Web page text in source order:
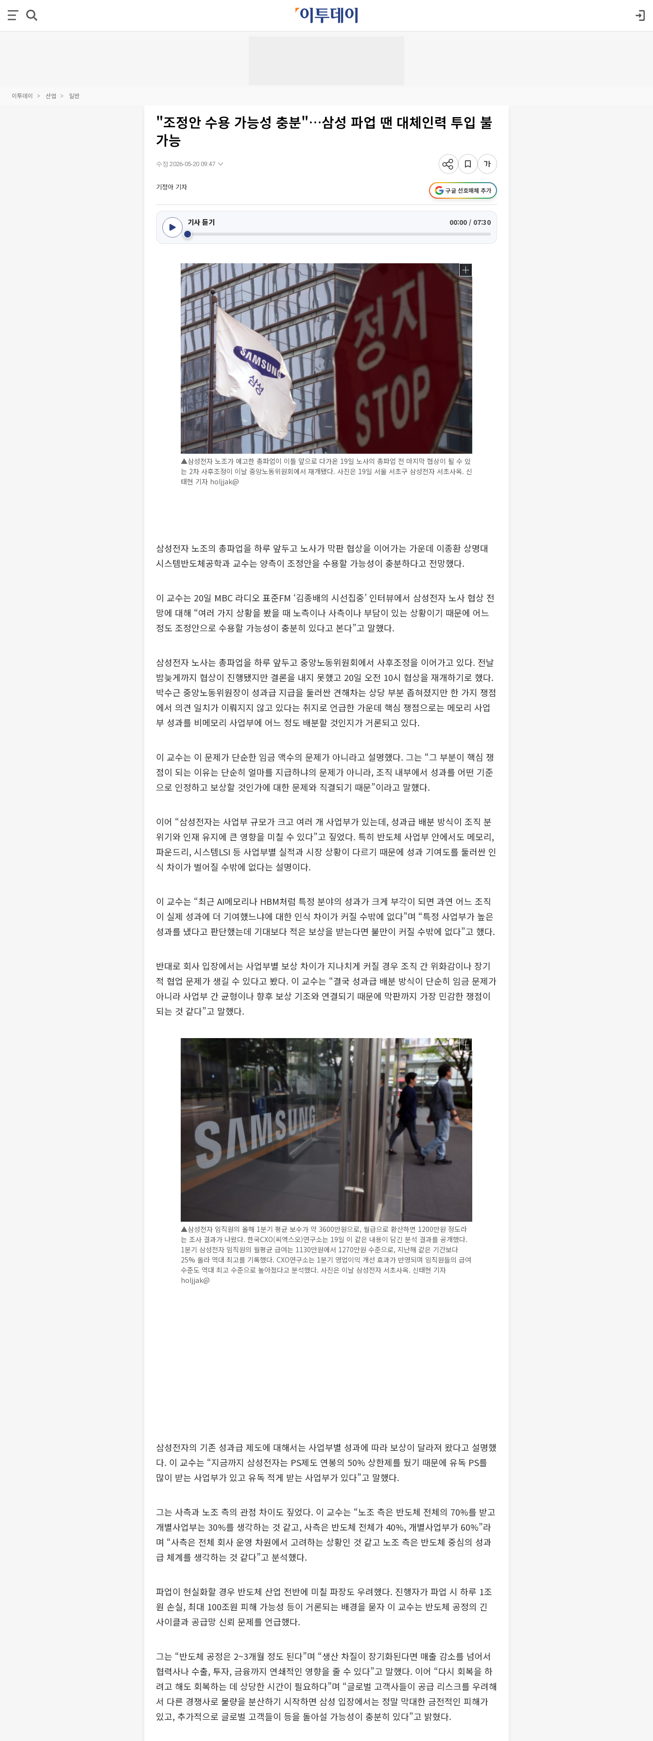
이투데이 산업 일반
"조정안 수용 가능성 충분"…삼성 파업 땐 대체인력 투입 불
가능
수정 2026-05-20 09:47
기정아 기자 구글 선호매체 추가
기사 듣기 00:00 / 07:30
▲삼성전자 노조가 예고한 총파업이 이틀 앞으로 다가온 19일 노사의 총파업 전 마지막 협상이 될 수 있
는 2차 사후조정이 이날 중앙노동위원회에서 재개됐다. 사진은 19일 서울 서초구 삼성전자 서초사옥. 신
태현 기자 holjjak@
삼성전자 노조의 총파업을 하루 앞두고 노사가 막판 협상을 이어가는 가운데 이종환 상명대
시스템반도체공학과 교수는 양측이 조정안을 수용할 가능성이 충분하다고 전망했다.
이 교수는 20일 MBC 라디오 표준FM ‘김종배의 시선집중’ 인터뷰에서 삼성전자 노사 협상 전
망에 대해 “여러 가지 상황을 봤을 때 노측이나 사측이나 부담이 있는 상황이기 때문에 어느
정도 조정안으로 수용할 가능성이 충분히 있다고 본다”고 말했다.
삼성전자 노사는 총파업을 하루 앞두고 중앙노동위원회에서 사후조정을 이어가고 있다. 전날
밤늦게까지 협상이 진행됐지만 결론을 내지 못했고 20일 오전 10시 협상을 재개하기로 했다.
박수근 중앙노동위원장이 성과급 지급을 둘러싼 견해차는 상당 부분 좁혀졌지만 한 가지 쟁점
에서 의견 일치가 이뤄지지 않고 있다는 취지로 언급한 가운데 핵심 쟁점으로는 메모리 사업
부 성과를 비메모리 사업부에 어느 정도 배분할 것인지가 거론되고 있다.
이 교수는 이 문제가 단순한 임금 액수의 문제가 아니라고 설명했다. 그는 “그 부분이 핵심 쟁
점이 되는 이유는 단순히 얼마를 지급하냐의 문제가 아니라, 조직 내부에서 성과를 어떤 기준
으로 인정하고 보상할 것인가에 대한 문제와 직결되기 때문”이라고 말했다.
이어 “삼성전자는 사업부 규모가 크고 여러 개 사업부가 있는데, 성과급 배분 방식이 조직 분
위기와 인재 유지에 큰 영향을 미칠 수 있다”고 짚었다. 특히 반도체 사업부 안에서도 메모리,
파운드리, 시스템LSI 등 사업부별 실적과 시장 상황이 다르기 때문에 성과 기여도를 둘러싼 인
식 차이가 벌어질 수밖에 없다는 설명이다.
이 교수는 “최근 AI메모리나 HBM처럼 특정 분야의 성과가 크게 부각이 되면 과연 어느 조직
이 실제 성과에 더 기여했느냐에 대한 인식 차이가 커질 수밖에 없다”며 “특정 사업부가 높은
성과를 냈다고 판단했는데 기대보다 적은 보상을 받는다면 불만이 커질 수밖에 없다”고 했다.
반대로 회사 입장에서는 사업부별 보상 차이가 지나치게 커질 경우 조직 간 위화감이나 장기
적 협업 문제가 생길 수 있다고 봤다. 이 교수는 “결국 성과급 배분 방식이 단순히 임금 문제가
아니라 사업부 간 균형이나 향후 보상 기조와 연결되기 때문에 막판까지 가장 민감한 쟁점이
되는 것 같다”고 말했다.
▲삼성전자 임직원의 올해 1분기 평균 보수가 약 3600만원으로, 월급으로 환산하면 1200만원 정도라
는 조사 결과가 나왔다. 한국CXO(씨엑스오)연구소는 19일 이 같은 내용이 담긴 분석 결과를 공개했다.
1분기 삼성전자 임직원의 월평균 급여는 1130만원에서 1270만원 수준으로, 지난해 같은 기간보다
25% 올라 역대 최고를 기록했다. CXO연구소는 1분기 영업이익 개선 효과가 반영되며 임직원들의 급여
수준도 역대 최고 수준으로 높아졌다고 분석했다. 사진은 이날 삼성전자 서초사옥. 신태현 기자
holjjak@
삼성전자의 기존 성과급 제도에 대해서는 사업부별 성과에 따라 보상이 달라져 왔다고 설명했
다. 이 교수는 “지금까지 삼성전자는 PS제도 연봉의 50% 상한제를 뒀기 때문에 유독 PS를
많이 받는 사업부가 있고 유독 적게 받는 사업부가 있다”고 말했다.
그는 사측과 노조 측의 관점 차이도 짚었다. 이 교수는 “노조 측은 반도체 전체의 70%를 받고
개별사업부는 30%를 생각하는 것 같고, 사측은 반도체 전체가 40%, 개별사업부가 60%”라
며 “사측은 전체 회사 운영 차원에서 고려하는 상황인 것 같고 노조 측은 반도체 중심의 성과
급 체계를 생각하는 것 같다”고 분석했다.
파업이 현실화할 경우 반도체 산업 전반에 미칠 파장도 우려했다. 진행자가 파업 시 하루 1조
원 손실, 최대 100조원 피해 가능성 등이 거론되는 배경을 묻자 이 교수는 반도체 공정의 긴
사이클과 공급망 신뢰 문제를 언급했다.
그는 “반도체 공정은 2~3개월 정도 된다”며 “생산 차질이 장기화된다면 매출 감소를 넘어서
협력사나 수출, 투자, 금융까지 연쇄적인 영향을 줄 수 있다”고 말했다. 이어 “다시 회복을 하
려고 해도 회복하는 데 상당한 시간이 필요하다”며 “글로벌 고객사들이 공급 리스크를 우려해
서 다른 경쟁사로 물량을 분산하기 시작하면 삼성 입장에서는 정말 막대한 금전적인 피해가
있고, 추가적으로 글로벌 고객들이 등을 돌아설 가능성이 충분히 있다”고 밝혔다.